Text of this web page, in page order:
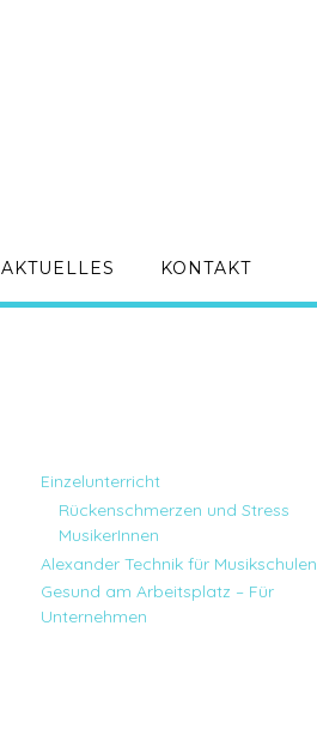
AKTUELLES KONTAKT
Einzelunterricht
Rückenschmerzen und Stress
MusikerInnen
Alexander Technik für Musikschulen
Gesund am Arbeitsplatz – Für
Unternehmen